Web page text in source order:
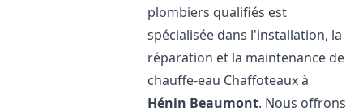
plombiers qualifiés est
spécialisée dans l'installation, la
réparation et la maintenance de
chauffe-eau Chaffoteaux à
Hénin Beaumont. Nous offrons